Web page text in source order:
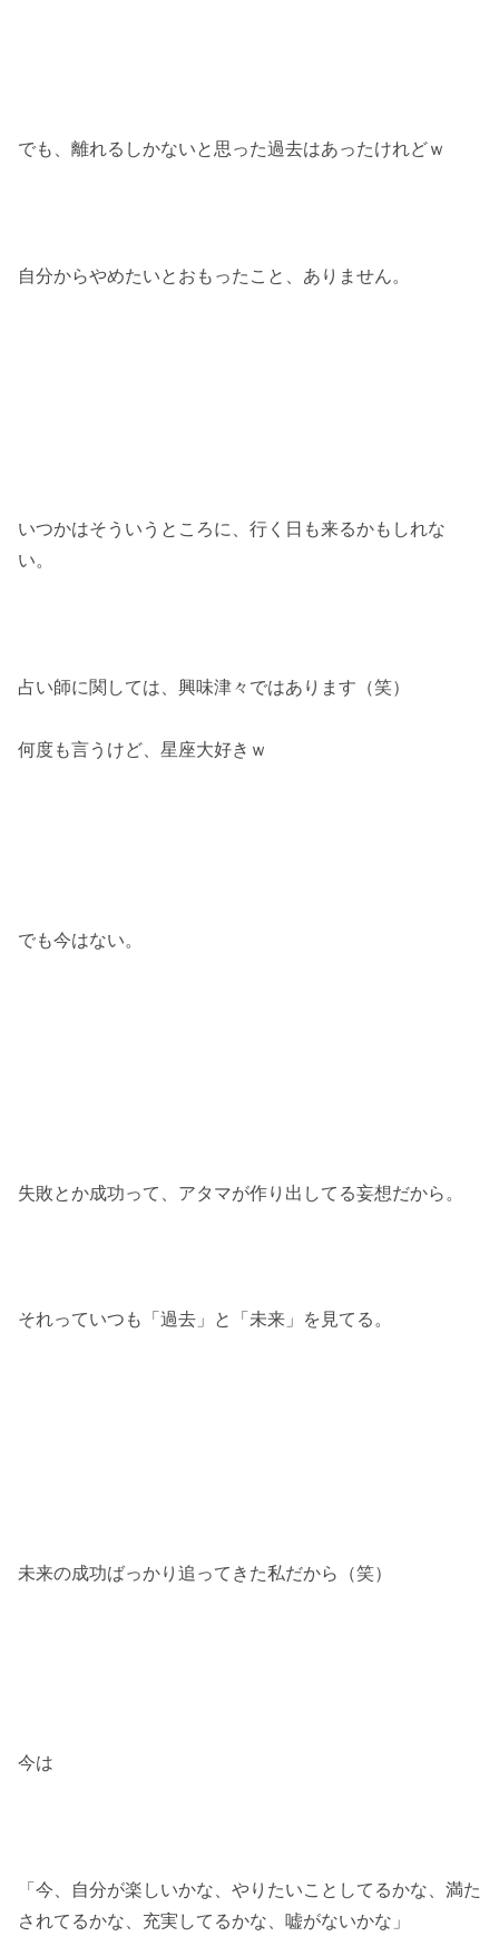
でも、離れるしかないと思った過去はあったけれどｗ
自分からやめたいとおもったこと、ありません。
いつかはそういうところに、行く日も来るかもしれな
い。
占い師に関しては、興味津々ではあります（笑）
何度も言うけど、星座大好きｗ
でも今はない。
失敗とか成功って、アタマが作り出してる妄想だから。
それっていつも「過去」と「未来」を見てる。
未来の成功ばっかり追ってきた私だから（笑）
今は
「今、自分が楽しいかな、やりたいことしてるかな、満た
されてるかな、充実してるかな、嘘がないかな」